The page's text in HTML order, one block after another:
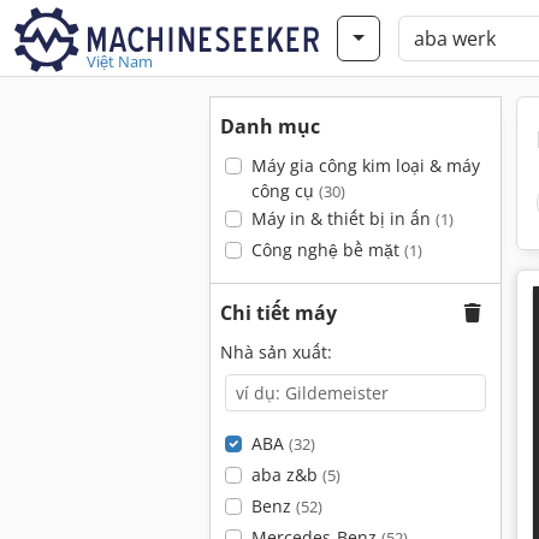
Việt Nam
Danh mục
Máy gia công kim loại & máy
công cụ (30)
Máy in & thiết bị in ấn (1)
Công nghệ bề mặt (1)
Chi tiết máy
Nhà sản xuất:
ABA (32)
aba z&b (5)
Benz (52)